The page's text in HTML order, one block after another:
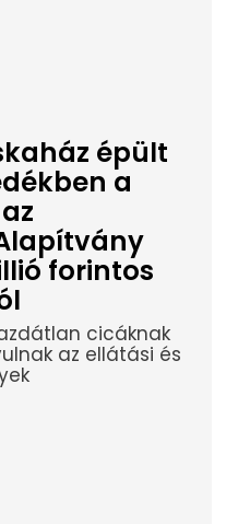
épült
a
forintos
cicáknak
az ellátási és